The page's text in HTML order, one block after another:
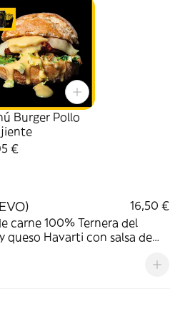
Burger Pollo
€
16,50 €
carne 100% Ternera del
queso Havarti con salsa de